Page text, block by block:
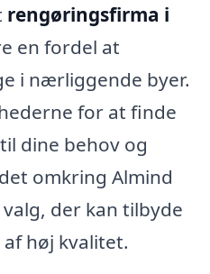
rengøringsfirma i
en fordel at
i nærliggende byer.
for at finde
dine behov og
omkring Almind
der kan tilbyde
høj kvalitet.